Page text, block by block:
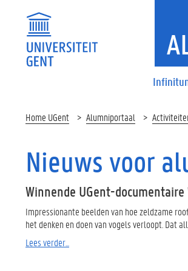
Home UGent Alumniportaal
Nieuws voor
Winnende UGent-
Impressionante beelden van hoe zeldzame
het denken en doen van vogels verloopt. Dat
Lees verder...